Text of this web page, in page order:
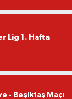
Lig 1. Hafta
- Beşiktaş Maçı